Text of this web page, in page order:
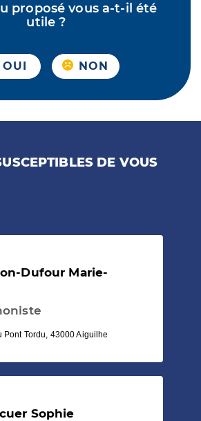
proposé vous a-t-il été
utile ?
OUI NON
DE VOUS
Dufour Marie-
Pont Tordu, 43000 Aiguilhe
Sophie